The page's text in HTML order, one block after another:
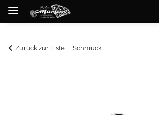
Zurück zur Liste Schmuck